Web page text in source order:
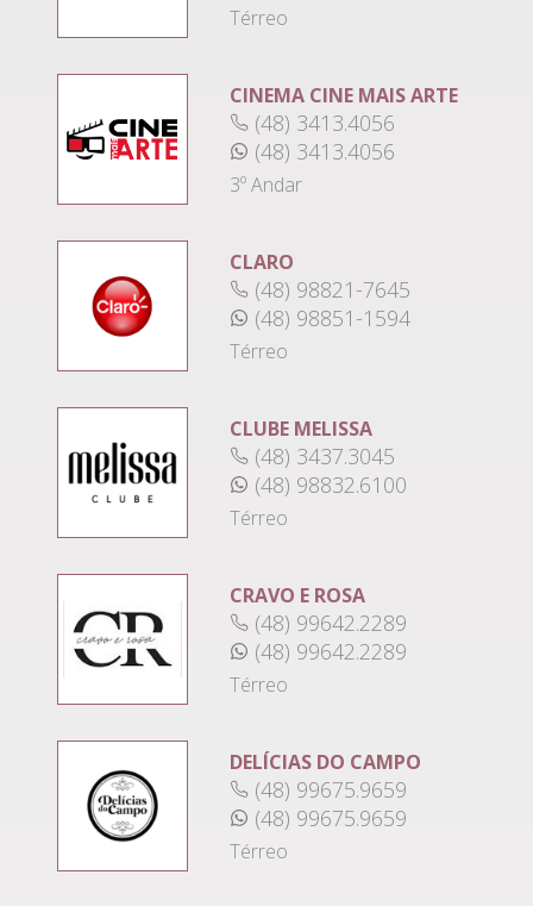
Térreo
CINEMA CINE MAIS ARTE
(48) 3413.4056
(48) 3413.4056
3º Andar
CLARO
(48) 98821-7645
(48) 98851-1594
Térreo
CLUBE MELISSA
(48) 3437.3045
(48) 98832.6100
Térreo
CRAVO E ROSA
(48) 99642.2289
(48) 99642.2289
Térreo
DELÍCIAS DO CAMPO
(48) 99675.9659
(48) 99675.9659
Térreo